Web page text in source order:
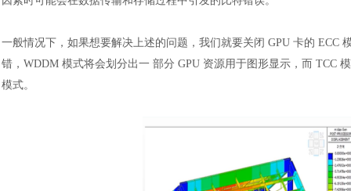
一般情况下，如果想要解决上述的问题，我们就要关闭 GPU 卡的 ECC
错，WDDM 模式将会划分出一 部分 GPU 资源用于图形显示，而 TCC
模式。